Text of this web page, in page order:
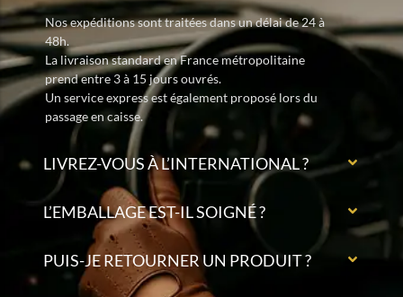
Nos expéditions sont traitées dans un délai de 24 à
48h.
La livraison standard en France métropolitaine
prend entre 3 à 15 jours ouvrés.
Un service express est également proposé lors du
passage en caisse.
LIVREZ-VOUS À L’INTERNATIONAL ?
L’EMBALLAGE EST-IL SOIGNÉ ?
PUIS-JE RETOURNER UN PRODUIT ?